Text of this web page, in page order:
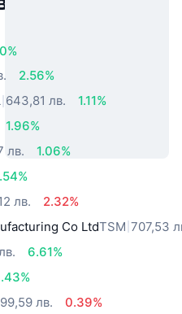
2.56%
643,81 лв.
1.11%
1.96%
лв.
1.06%
лв.
2.32%
Co LtdTSM 707,53
6.61%
лв.
0.39%